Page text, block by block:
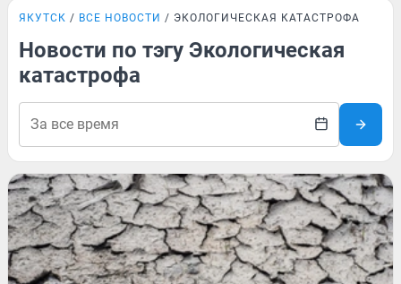
ЯКУТСК ВСЕ НОВОСТИ ЭКОЛОГИЧЕСКАЯ КАТАСТРОФА
Новости по тэгу Экологическая
катастрофа